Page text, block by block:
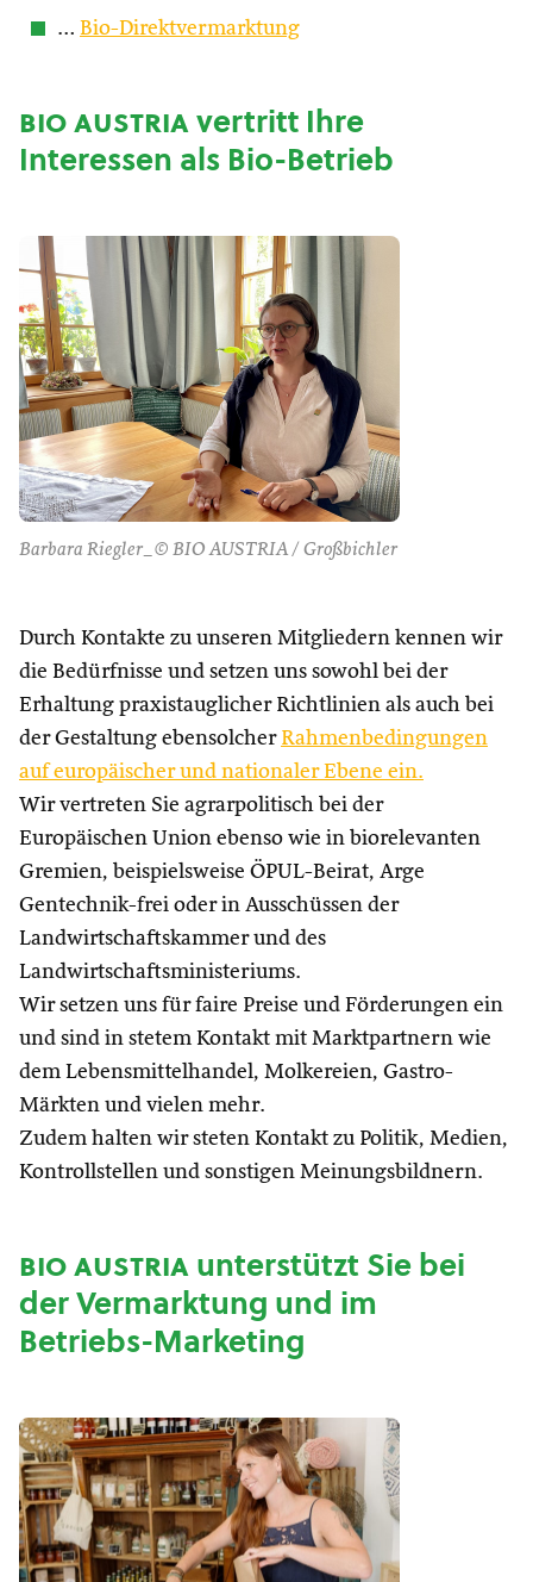
… Bio-Direktvermarktung
bio austriavertritt Ihre
Interessen als Bio-Betrieb
Barbara Riegler_© BIO AUSTRIA / Großbichler
Durch Kontakte zu unseren Mitgliedern kennen wir
die Bedürfnisse und setzen uns sowohl bei der
Erhaltung praxistauglicher Richtlinien als auch bei
der Gestaltung ebensolcher Rahmenbedingungen
auf europäischer und nationaler Ebene ein.
Wir vertreten Sie agrarpolitisch bei der
Europäischen Union ebenso wie in biorelevanten
Gremien, beispielsweise ÖPUL-Beirat, Arge
Gentechnik-frei oder in Ausschüssen der
Landwirtschaftskammer und des
Landwirtschaftsministeriums.
Wir setzen uns für faire Preise und Förderungen ein
und sind in stetem Kontakt mit Marktpartnern wie
dem Lebensmittelhandel, Molkereien, Gastro-
Märkten und vielen mehr.
Zudem halten wir steten Kontakt zu Politik, Medien,
Kontrollstellen und sonstigen Meinungsbildnern.
bio austriaunterstützt Sie bei
der Vermarktung und im
Betriebs-Marketing